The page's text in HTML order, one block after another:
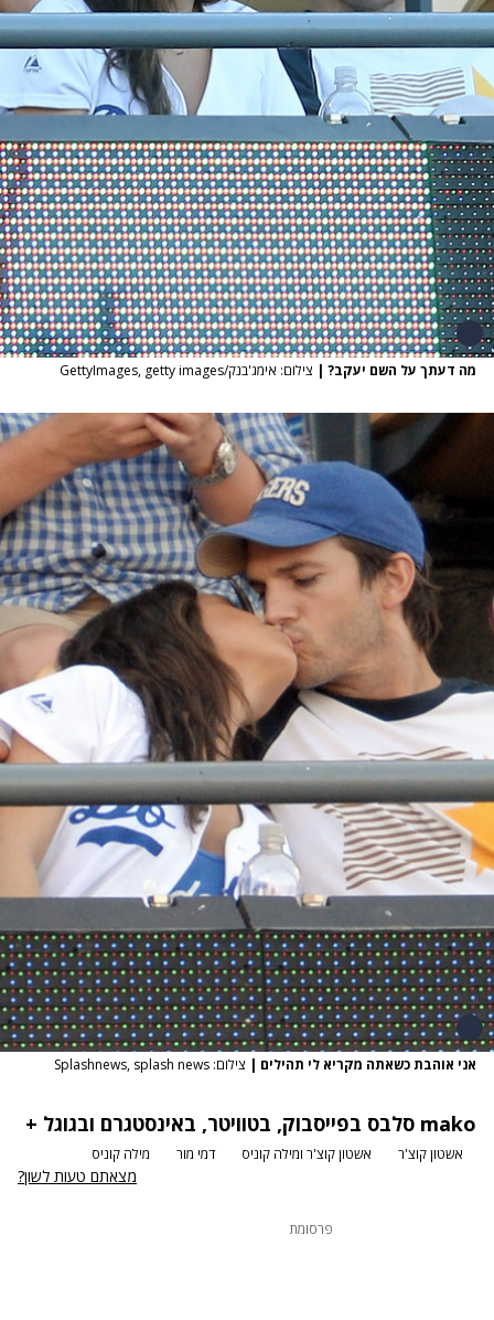
מה דעתך על השם יעקב? | צילום: אימג'בנק/GettyImages, getty images
אני אוהבת כשאתה מקריא לי תהילים | צילום: Splashnews, splash news
mako סלבס בפייסבוק, בטוויטר, באינסטגרם ובגוגל +
אשטון קוצ'ר אשטון קוצ'ר ומילה קוניס דמי מור מילה קוניס
מצאתם טעות לשון?
פרסומת